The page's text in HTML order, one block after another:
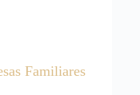
Familiares